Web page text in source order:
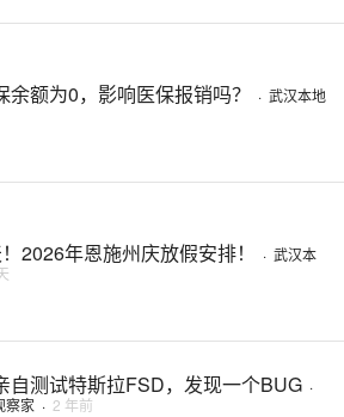
余额为0，影响医保报销吗？ · 武汉本地
2026年恩施州庆放假安排！ · 武汉本
自测试特斯拉FSD，发现一个BUG ·
察家 · 2 年前